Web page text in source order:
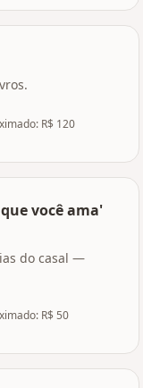
R$ 120
você ama'
do casal —
R$ 50